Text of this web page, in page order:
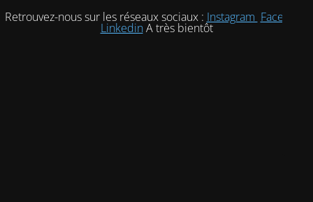
Retrouvez-nous sur les réseaux sociaux : Instagram Facebook
LinkedinA très bientôt